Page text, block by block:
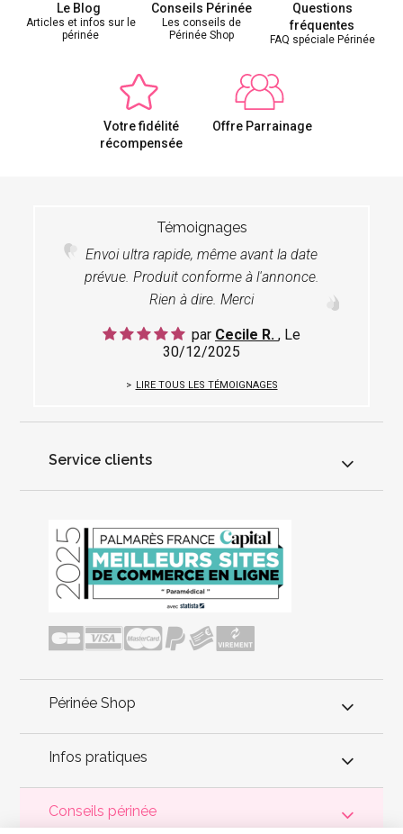
Le Blog
Articles et infos sur le
périnée
Conseils Périnée
Les conseils de
Périnée Shop
Questions
fréquentes
FAQ spéciale Périnée
Votre fidélité
récompensée
Offre Parrainage
Témoignages
Envoi ultra rapide, même avant la date
prévue. Produit conforme à l'annonce.
Rien à dire. Merci
par Cecile R. , Le
30/12/2025
LIRE TOUS LES TÉMOIGNAGES
Service clients
Périnée Shop
Infos pratiques
Conseils périnée